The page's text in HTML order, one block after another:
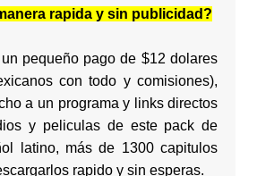
rapida y sin publicidad?
pequeño pago de $12 dolares
con todo y comisiones),
a un programa y links directos
y peliculas de este pack de
latino, más de 1300 capitulos
rapido y sin esperas.